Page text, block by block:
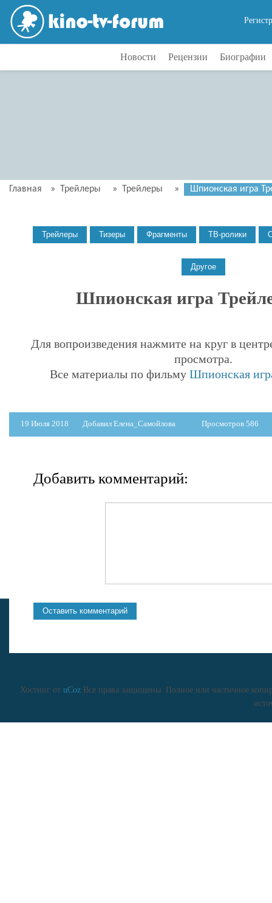
Новости Рецензии Биографии
Главная » Трейлеры » Трейлеры » Шпионская игра
Шпионская игра
Для вопроизведения нажмите на круг в
просмотра.
Все материалы по фильмуШпионская
19 Июля 2018 Добавил Елена_Самойлова Просмотров 586
Добавить комментарий:
Хостинг от uCozВсе права защищены. Полное или частичное